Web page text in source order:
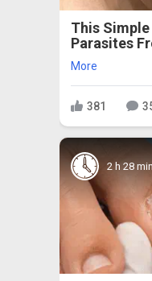
This Simple
Parasites
More
381
2 h 28 min